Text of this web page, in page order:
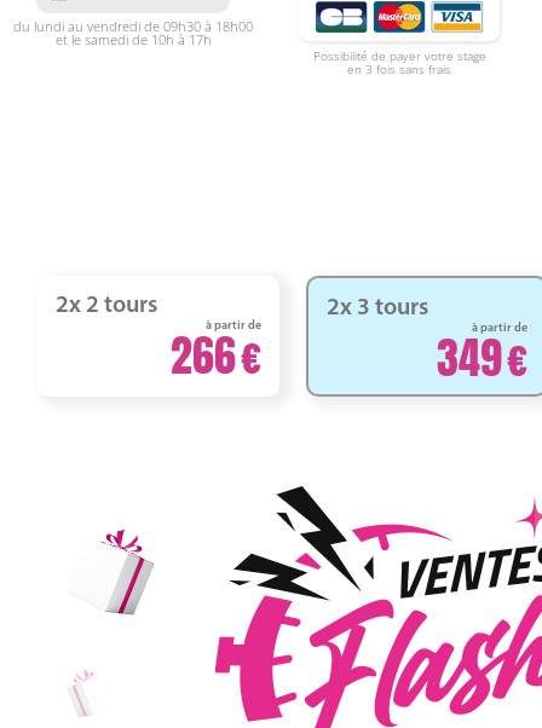
du lundi au vendredi de 09h30 à 18h00
et le samedi de 10h à 17h
Possibilité de payer votre stage
en 3 fois sans frais
2x 2 tours
à partir de
266
2x 3 tours
à partir de
349